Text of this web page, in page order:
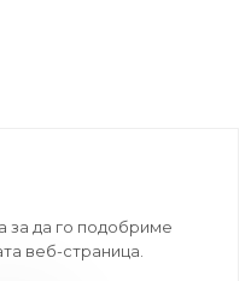
за да го подобриме
веб-страница.